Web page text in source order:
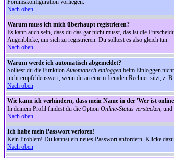
Forumskonfiguration vorliegen.
Nach oben
Warum muss ich mich überhaupt registrieren?
Es kann auch sein, dass du das gar nicht musst, das ist die
Augenblicke, um sich zu registrieren. Du solltest es also gleich tun.
Nach oben
Warum werde ich automatisch abgemeldet?
Solltest du die FunktionAutomatisch einloggen beim Einloggen
nicht empfehlenswert, wenn du an einem fremden Rechner sitzt, z.
Nach oben
Wie kann ich verhindern, dass mein Name in der 'Wer ist
In deinem Profil findest du die Option Online-Status verstecken, und
Nach oben
Ich habe mein Passwort verloren!
Kein Problem! Du kannst ein neues Passwort anfordern. Klicke
Nach oben